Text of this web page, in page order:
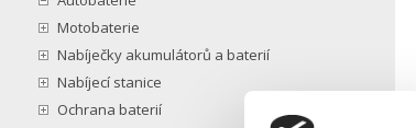
Motobaterie
Nabíječky akumulátorů a baterií
Nabíjecí stanice
Ochrana baterií